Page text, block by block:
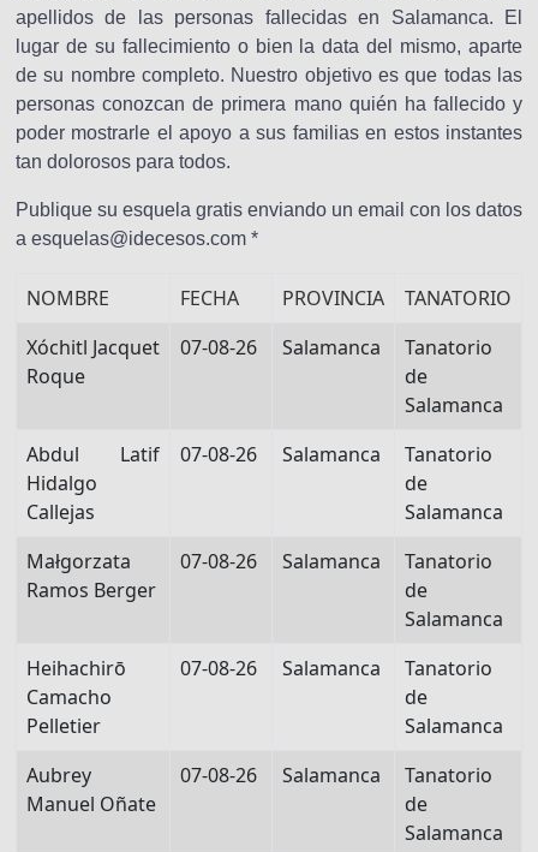
apellidos de las personas fallecidas en Salamanca. El
lugar de su fallecimiento o bien la data del mismo, aparte
de su nombre completo. Nuestro objetivo es que todas las
personas conozcan de primera mano quién ha fallecido y
poder mostrarle el apoyo a sus familias en estos instantes
tan dolorosos para todos.
Publique su esquela gratis enviando un email con los datos
a esquelas@idecesos.com *
NOMBRE FECHA PROVINCIA
TANATORIO
Xóchitl Jacquet
Roque
07-08-26 Salamanca
Tanatorio
de
Salamanca
Abdul Latif
Hidalgo
Callejas
07-08-26 Salamanca
Tanatorio
de
Salamanca
Małgorzata
Ramos Berger
07-08-26 Salamanca
Tanatorio
de
Salamanca
Heihachirō
Camacho
Pelletier
07-08-26 Salamanca
Tanatorio
de
Salamanca
Aubrey
Manuel Oñate
07-08-26 Salamanca
Tanatorio
de
Salamanca